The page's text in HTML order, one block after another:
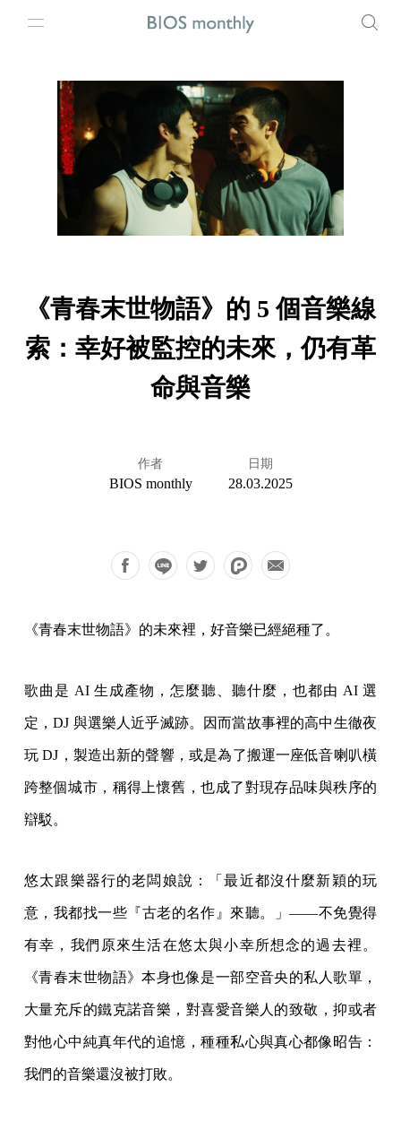
《青春末世物語》的 5 個音樂線
索：幸好被監控的未來，仍有革
命與音樂
作者
BIOS monthly
日期
28.03.2025
《青春末世物語》的未來裡，好音樂已經絕種了。
歌曲是 AI 生成產物，怎麼聽、聽什麼，也都由 AI 選
定，DJ 與選樂人近乎滅跡。因而當故事裡的高中生徹夜
玩 DJ，製造出新的聲響，或是為了搬運一座低音喇叭橫
跨整個城市，稱得上懷舊，也成了對現存品味與秩序的
辯駁。
悠太跟樂器行的老闆娘說：「最近都沒什麼新穎的玩
意，我都找一些『古老的名作』來聽。」——不免覺得
有幸，我們原來生活在悠太與小幸所想念的過去裡。
《青春末世物語》本身也像是一部空音央的私人歌單，
大量充斥的鐵克諾音樂，對喜愛音樂人的致敬，抑或者
對他心中純真年代的追憶，種種私心與真心都像昭告：
我們的音樂還沒被打敗。